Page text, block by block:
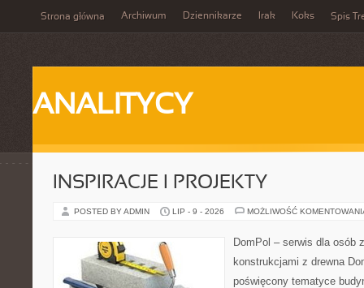
Strona główna Archiwum Dziennikarze Irak Koks Spis
ANALITYCY
INSPIRACJE I PROJEKTY
POSTED BY ADMIN LIP - 9 - 2026 MOŻLIWOŚĆ
DomPol – serwis dla osób
konstrukcjami z drewna
poświęcony tematyce